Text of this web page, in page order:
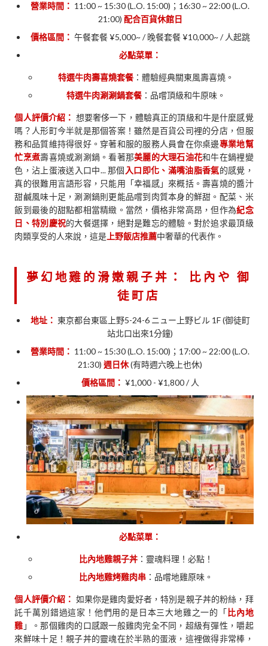
營業時間： 11:00 ~ 15:30 (L.O. 15:00)；16:30 ~ 22:00 (L.O.
21:00) 配合百貨休館日
價格區間： 午餐套餐 ¥5,000~ / 晚餐套餐 ¥10,000~ / 人起跳
必點菜單：
特選牛肉壽喜燒套餐：體驗經典關東風壽喜燒。
特選牛肉涮涮鍋套餐：品嚐頂級和牛原味。
個人評價介紹： 想要奢侈一下，體驗真正的頂級和牛是什麼感覺
嗎？人形町今半就是那個答案！雖然是百貨公司裡的分店，但服
務和品質維持得很好。穿著和服的服務人員會在你桌邊專業地幫
忙烹煮壽喜燒或涮涮鍋。看著那美麗的大理石油花和牛在鍋裡變
色，沾上蛋液送入口中... 那個 入口即化、滿嘴油脂香氣的感覺，
真的很難用言語形容，只能用「幸福感」來概括。壽喜燒的醬汁
甜鹹風味十足，涮涮鍋則更能品嚐到肉質本身的鮮甜。配菜、米
飯到最後的甜點都相當精緻。當然，價格非常高昂，但作為紀念
日、特別慶祝的大餐選擇，絕對是難忘的體驗。對於追求最頂級
肉類享受的人來說，這是 上野飯店推薦中奢華的代表作。
夢幻地雞的滑嫩親子丼： 比內や 御
徒町店
地址： 東京都台東區上野5-24-6 ニュー上野ビル 1F (御徒町
站北口出來1分鐘)
營業時間： 11:00 ~ 15:30 (L.O. 15:00)；17:00 ~ 22:00 (L.O.
21:30) 週日休(有時週六晚上也休)
價格區間： ¥1,000 - ¥1,800 / 人
必點菜單：
比內地雞親子丼 ：靈魂料理！必點！
比內地雞烤雞肉串 ：品嚐地雞原味。
個人評價介紹： 如果你是雞肉愛好者，特別是親子丼的粉絲，拜
託千萬別錯過這家！他們用的是日本三大地雞之一的「 比內地
雞 」。那個雞肉的口感跟一般雞肉完全不同，超級有彈性，嚼起
來鮮味十足！親子丼的靈魂在於半熟的蛋液，這裡做得非常棒，